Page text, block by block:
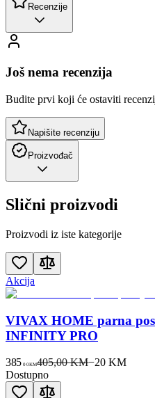
Recenzije
Još nema recenzija
Budite prvi koji će ostaviti
Napišite recenziju
Proizvođač
Slični proizvodi
Proizvodi iz iste kategorije
Akcija
VIVAX HOME parna
INFINITY PRO
385 00KM405,00 KM−20 KM
Dostupno